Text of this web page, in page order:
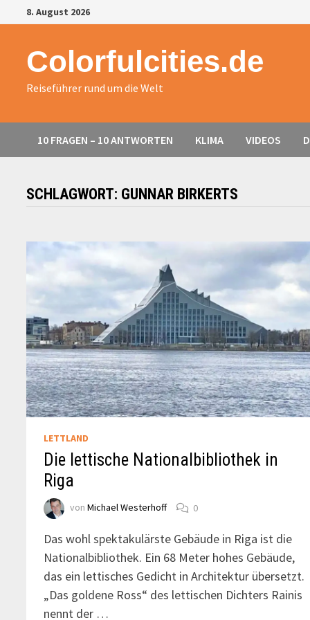
Zurück
zum
8. August 2026
Colorfulcities.de
Reiseführer rund um die Welt
10 FRAGEN – 10 ANTWORTEN KLIMA VIDEOS
SCHLAGWORT: GUNNAR BIRKERTS
LETTLAND
Die lettische Nationalbibliothek in
Riga
vonMichael Westerhoff 0
Das wohl spektakulärste Gebäude in Riga ist die
Nationalbibliothek. Ein 68 Meter hohes Gebäude,
das ein lettisches Gedicht in Architektur übersetzt.
„Das goldene Ross“ des lettischen Dichters Rainis
nennt der …